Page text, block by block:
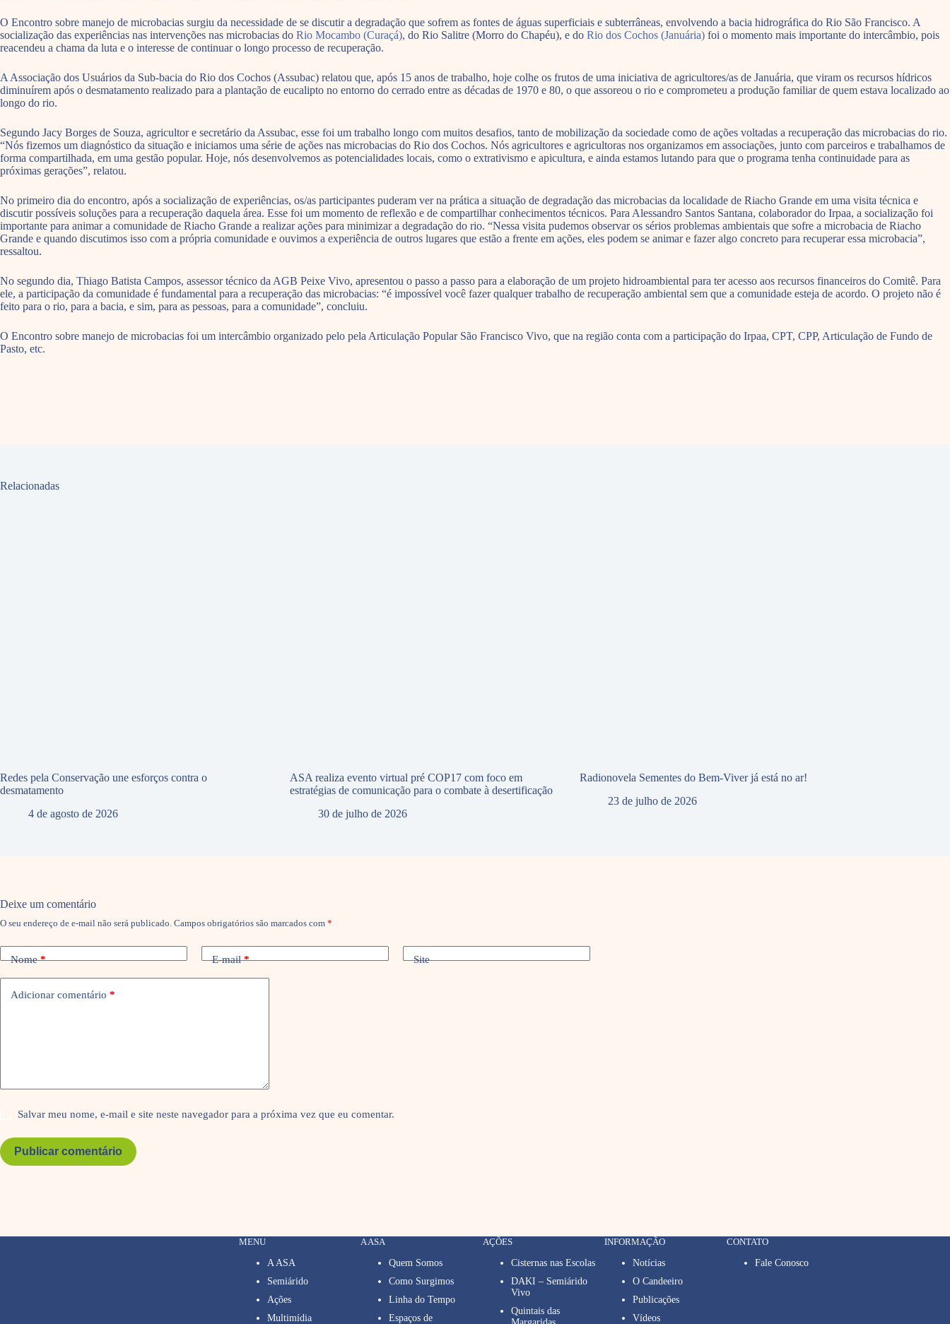
O Encontro sobre manejo de microbacias surgiu da necessidade de se discutir a degradação que sofrem as fontes de águas superficiais e subterrâneas, envolvendo a bacia hidrográfica do Rio São Francisco. A
socialização das experiências nas intervenções nas microbacias do Rio Mocambo (Curaçá), do Rio Salitre (Morro do Chapéu), e do Rio dos Cochos (Januária) foi o momento mais importante do intercâmbio, pois
reacendeu a chama da luta e o interesse de continuar o longo processo de recuperação.
A Associação dos Usuários da Sub-bacia do Rio dos Cochos (Assubac) relatou que, após 15 anos de trabalho, hoje colhe os frutos de uma iniciativa de agricultores/as de Januária, que viram os recursos hídricos
diminuírem após o desmatamento realizado para a plantação de eucalipto no entorno do cerrado entre as décadas de 1970 e 80, o que assoreou o rio e comprometeu a produção familiar de quem estava localizado ao
longo do rio.
Segundo Jacy Borges de Souza, agricultor e secretário da Assubac, esse foi um trabalho longo com muitos desafios, tanto de mobilização da sociedade como de ações voltadas a recuperação das microbacias do rio.
“Nós fizemos um diagnóstico da situação e iniciamos uma série de ações nas microbacias do Rio dos Cochos. Nós agricultores e agricultoras nos organizamos em associações, junto com parceiros e trabalhamos de
forma compartilhada, em uma gestão popular. Hoje, nós desenvolvemos as potencialidades locais, como o extrativismo e apicultura, e ainda estamos lutando para que o programa tenha continuidade para as
próximas gerações”, relatou.
No primeiro dia do encontro, após a socialização de experiências, os/as participantes puderam ver na prática a situação de degradação das microbacias da localidade de Riacho Grande em uma visita técnica e
discutir possíveis soluções para a recuperação daquela área. Esse foi um momento de reflexão e de compartilhar conhecimentos técnicos. Para Alessandro Santos Santana, colaborador do Irpaa, a socialização foi
importante para animar a comunidade de Riacho Grande a realizar ações para minimizar a degradação do rio. “Nessa visita pudemos observar os sérios problemas ambientais que sofre a microbacia de Riacho
Grande e quando discutimos isso com a própria comunidade e ouvimos a experiência de outros lugares que estão a frente em ações, eles podem se animar e fazer algo concreto para recuperar essa microbacia”,
ressaltou.
No segundo dia, Thiago Batista Campos, assessor técnico da AGB Peixe Vivo, apresentou o passo a passo para a elaboração de um projeto hidroambiental para ter acesso aos recursos financeiros do Comitê. Para
ele, a participação da comunidade é fundamental para a recuperação das microbacias: “é impossível você fazer qualquer trabalho de recuperação ambiental sem que a comunidade esteja de acordo. O projeto não é
feito para o rio, para a bacia, e sim, para as pessoas, para a comunidade”, concluiu.
O Encontro sobre manejo de microbacias foi um intercâmbio organizado pelo pela Articulação Popular São Francisco Vivo, que na região conta com a participação do Irpaa, CPT, CPP, Articulação de Fundo de
Pasto, etc.
Relacionadas
Redes pela Conservação une esforços contra o
desmatamento
4 de agosto de 2026
ASA realiza evento virtual pré COP17 com foco em
estratégias de comunicação para o combate à desertificação
30 de julho de 2026
Radionovela Sementes do Bem-Viver já está no ar!
23 de julho de 2026
Deixe um comentário
O seu endereço de e-mail não será publicado. Campos obrigatórios são marcados com *
Nome* E-mail* Site
Adicionar comentário *
Salvar meu nome, e-mail e site neste navegador para a próxima vez que eu comentar.
Publicar comentário
MENU
A ASA
Semiárido
Ações
Multimídia
A ASA
Quem Somos
Como Surgimos
Linha do Tempo
Espaços de
AÇÕES
Cisternas nas Escolas
DAKI – Semiárido
Vivo
Quintais das
INFORMAÇÃO
Notícias
O Candeeiro
Publicações
Vídeos
CONTATO
Fale Conosco